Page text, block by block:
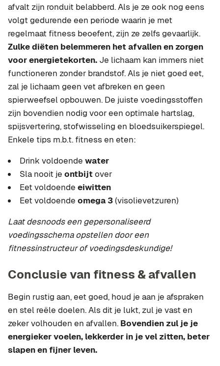
afvalt zijn ronduit belabberd. Als je ze ook nog eens
volgt gedurende een periode waarin je met
regelmaat fitness beoefent, zijn ze zelfs gevaarlijk.
Zulke diëten belemmeren het afvallen en zorgen
voor energietekorten. Je lichaam kan immers niet
functioneren zonder brandstof. Als je niet goed eet,
zal je lichaam geen vet afbreken en geen
spierweefsel opbouwen. De juiste voedingsstoffen
zijn bovendien nodig voor een optimale hartslag,
spijsvertering, stofwisseling en bloedsuikerspiegel.
Enkele tips m.b.t. fitness en eten:
Drink voldoende water
Sla nooit je ontbijtover
Eet voldoende eiwitten
Eet voldoende omega 3(visolievetzuren)
Laat desnoods een gepersonaliseerd
voedingsschema opstellen door een
fitnessinstructeur of voedingsdeskundige!
Conclusie van fitness & afvallen
Begin rustig aan, eet goed, houd je aan je afspraken
en stel reële doelen. Als dit je lukt, zul je vast en
zeker volhouden en afvallen. Bovendien zul je je
energieker voelen, lekkerder in je vel zitten, beter
slapen en fijner leven.